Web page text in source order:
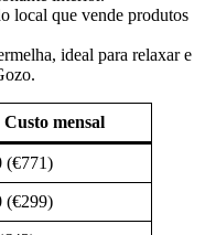
local que vende produtos
ideal para relaxar e
Custo mensal
(€771)
(€299)